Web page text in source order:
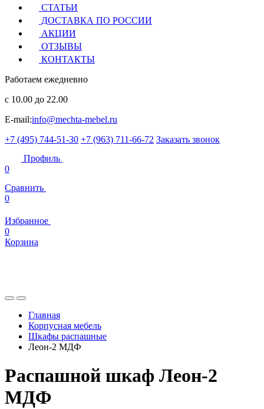
СТАТЬИ
ДОСТАВКА ПО РОССИИ
АКЦИИ
ОТЗЫВЫ
КОНТАКТЫ
Работаем ежедневно
с 10.00 до 22.00
E-mail:info@mechta-mebel.ru
+7 (495) 744-51-30 +7 (963) 711-66-72 Заказать звонок
Профиль
0
Сравнить
0
Избранное
0
Корзина
Главная
Корпусная мебель
Шкафы распашные
Леон-2 МДФ
Распашной шкаф Леон-2
МДФ